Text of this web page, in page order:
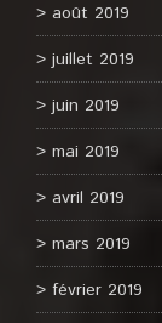
août 2019
juillet 2019
juin 2019
mai 2019
avril 2019
mars 2019
février 2019